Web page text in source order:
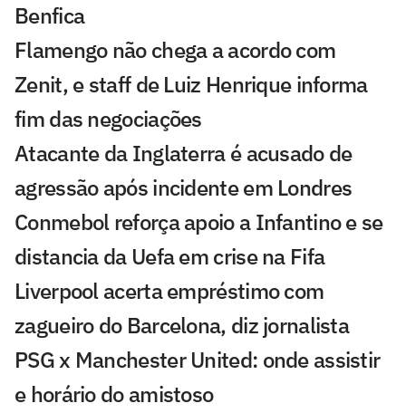
Benfica
Flamengo não chega a acordo com
Zenit, e staff de Luiz Henrique informa
fim das negociações
Atacante da Inglaterra é acusado de
agressão após incidente em Londres
Conmebol reforça apoio a Infantino e se
distancia da Uefa em crise na Fifa
Liverpool acerta empréstimo com
zagueiro do Barcelona, diz jornalista
PSG x Manchester United: onde assistir
e horário do amistoso